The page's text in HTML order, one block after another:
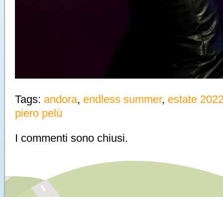
Tags: andora, endless summer, estate
piero pelù
I commenti sono chiusi.